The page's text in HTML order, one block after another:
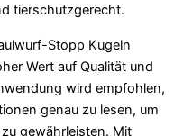
tierschutzgerecht.
Stopp Kugeln
Wert auf Qualität und
wird empfohlen,
genau zu lesen, um
gewährleisten. Mit